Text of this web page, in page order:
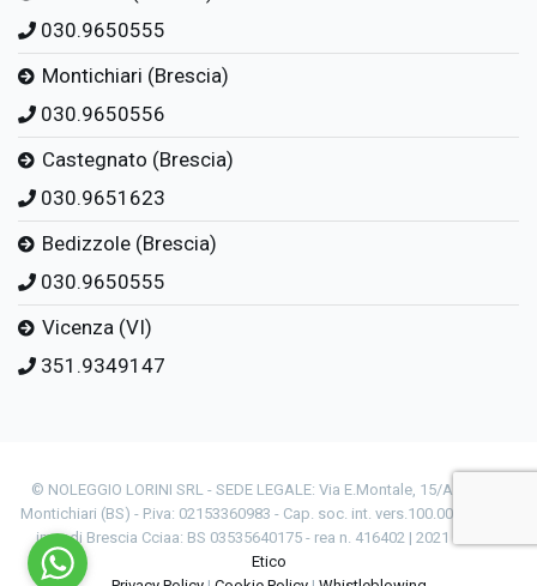
030.9650555
Montichiari (Brescia)
030.9650556
Castegnato (Brescia)
030.9651623
Bedizzole (Brescia)
030.9650555
Vicenza (VI)
351.9349147
© NOLEGGIO LORINI SRL - SEDE LEGALE: Via E.Montale, 15/A - 25018
Montichiari (BS) - P.iva: 02153360983 - Cap. soc. int. vers.100.000 € - Reg.
impr.di Brescia Cciaa: BS 03535640175 - rea n. 416402 | 2021
Etico